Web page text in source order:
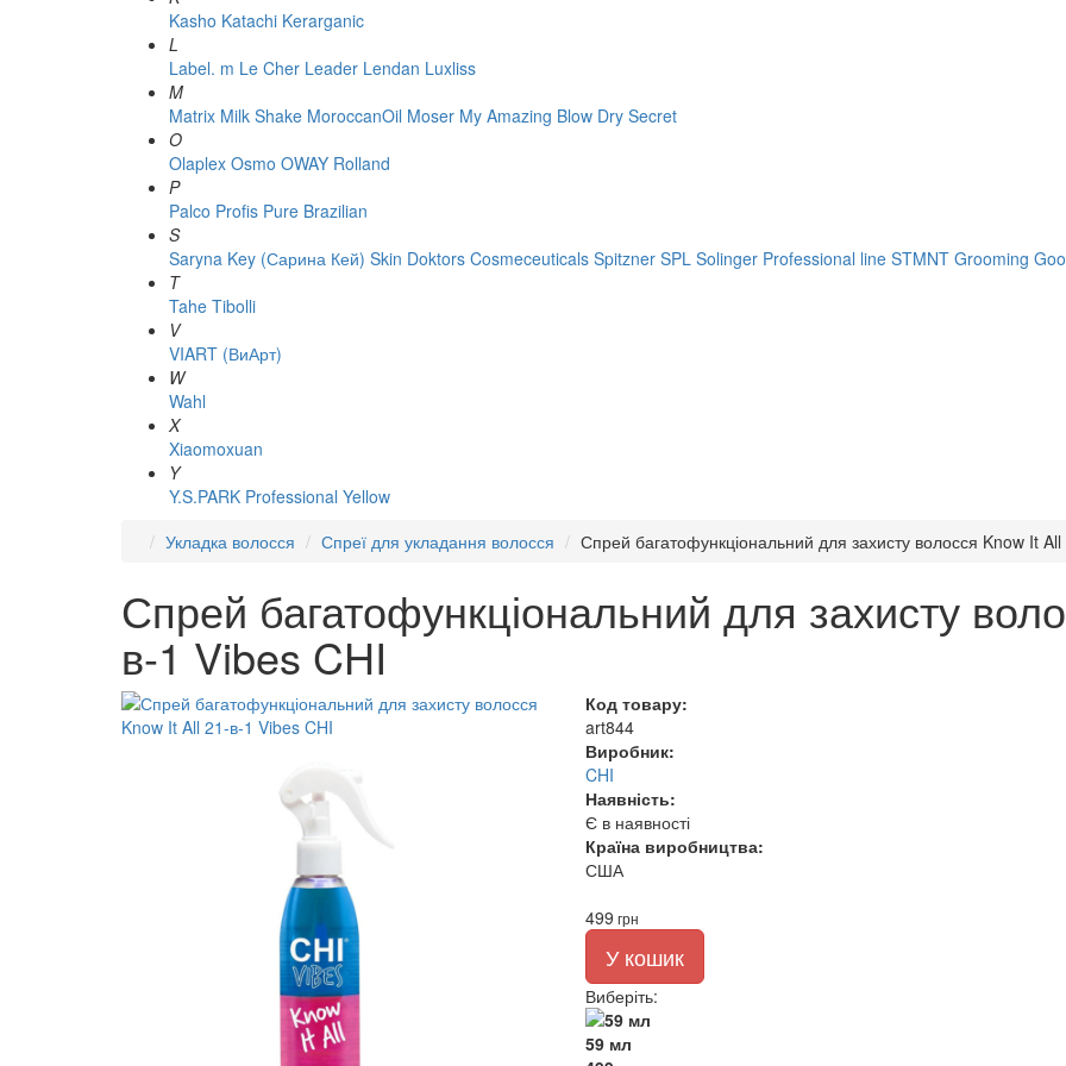
Kasho Katachi Kerarganic
L
Label. m Le Cher Leader Lendan Luxliss
M
Matrix Milk Shake MoroccanOil Moser My Amazing Blow Dry Secret
O
Olaplex Osmo OWAY Rolland
P
Palco Profis Pure Brazilian
S
Saryna Key (Сарина Кей) Skin Doktors Cosmeceuticals Spitzner SPL Solinger Professional line STMNT Grooming
T
Tahe Tibolli
V
VIART (ВиАрт)
W
Wahl
X
Xiaomoxuan
Y
Y.S.PARK Professional Yellow
Укладка волосся
Спреї для укладання волосся Спрей багатофункціональний для захисту волосся Know It
Спрей багатофункціональний для захисту
в-1 Vibes CHI
Код товару:
art844
Виробник:
CHI
Наявність:
Є в наявності
Країна виробництва:
США
499 грн
У кошик
Виберіть:
59 мл